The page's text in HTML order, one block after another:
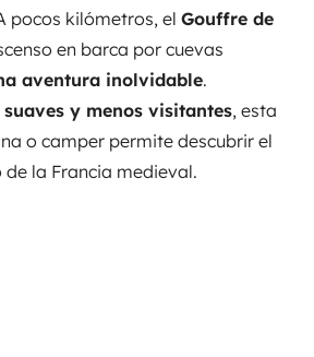
pocos kilómetros, el Gouffre de
en barca por cuevas
aventura inolvidable.
y menos visitantes, esta
o camper permite descubrir el
la Francia medieval.